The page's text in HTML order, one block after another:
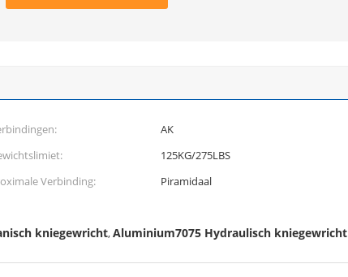
AK
125KG/275LBS
Verbinding:
Piramidaal
kniegewricht,Aluminium7075 Hydraulisch kniegewricht